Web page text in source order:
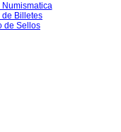
de Billetes
de Sellos